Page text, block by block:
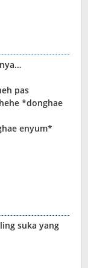
pas
*donghae
enyum*
suka yang